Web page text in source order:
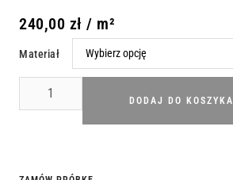
240,00 zł / m²
Materiał
DODAJ DO KOSZYKA